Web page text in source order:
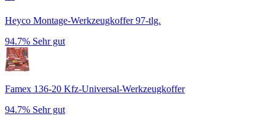
Heyco Montage-Werkzeugkoffer 97-tlg.
94.7% Sehr gut
Famex 136-20 Kfz-Universal-Werkzeugkoffer
94.7% Sehr gut